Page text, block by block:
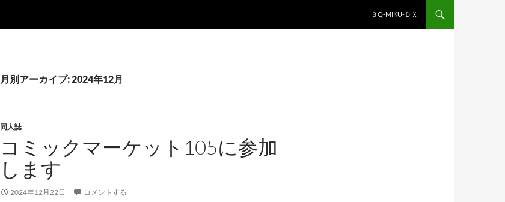
３Q-MIKU-ＤＸ
月別アーカイブ: 2024年12月
同人誌
コミックマーケット105に参加
します
2024年12月22日 コメントする